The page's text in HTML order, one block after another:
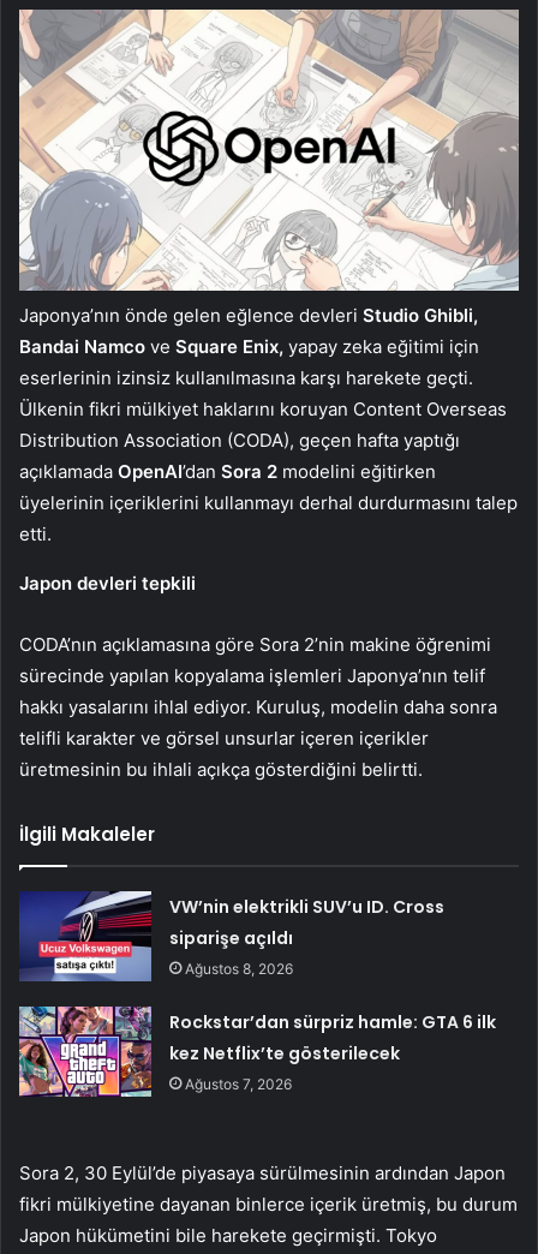
Japonya’nın önde gelen eğlence devleri Studio Ghibli,
Bandai Namco ve Square Enix, yapay zeka eğitimi için
eserlerinin izinsiz kullanılmasına karşı harekete geçti.
Ülkenin fikri mülkiyet haklarını koruyan Content Overseas
Distribution Association (CODA), geçen hafta yaptığı
açıklamada OpenAI’dan Sora 2 modelini eğitirken
üyelerinin içeriklerini kullanmayı derhal durdurmasını talep
etti.
Japon devleri tepkili
CODA’nın açıklamasına göre Sora 2’nin makine öğrenimi
sürecinde yapılan kopyalama işlemleri Japonya’nın telif
hakkı yasalarını ihlal ediyor. Kuruluş, modelin daha sonra
telifli karakter ve görsel unsurlar içeren içerikler
üretmesinin bu ihlali açıkça gösterdiğini belirtti.
İlgili Makaleler
VW’nin elektrikli SUV’u ID. Cross
siparişe açıldı
Ağustos 8, 2026
Rockstar’dan sürpriz hamle: GTA 6 ilk
kez Netflix’te gösterilecek
Ağustos 7, 2026
Sora 2, 30 Eylül’de piyasaya sürülmesinin ardından Japon
fikri mülkiyetine dayanan binlerce içerik üretmiş, bu durum
Japon hükümetini bile harekete geçirmişti. Tokyo